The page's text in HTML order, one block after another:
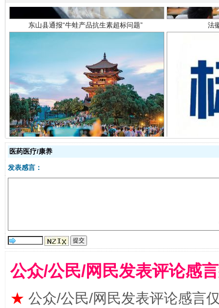
千年窑火 生生不息
医药医疗/康养
发表感言：
公众/公民/网民发表评论感
★ 公众/公民/网民发表评论感言